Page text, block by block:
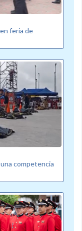
feria de
competencia